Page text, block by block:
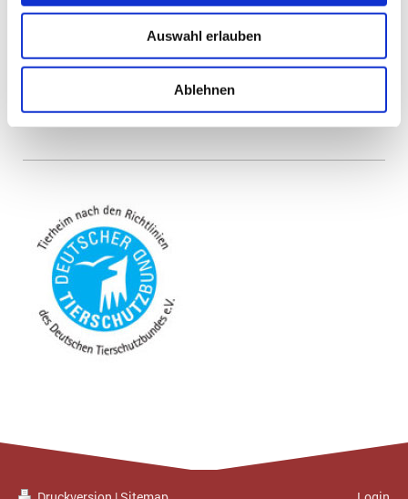
Auswahl erlauben
Ablehnen
Infos zu unserem Newsletter, wirklich wichtiger
kostenloser Literatur und unserer Notfallkarte finden
sich unter der Rubrik"Wissenswertes"